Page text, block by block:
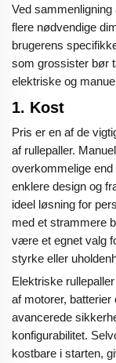
Ved
flere nødvendige
brugerens
som grossister bør
elektriske og
1. Kost
Pris er en af de
af rullepaller.
overkommelige
enklere design og
ideel løsning for
med et strammere
være et egnet valg
styrke eller
Elektriske
af motorer,
avancerede
konfigurabilitet.
kostbare i starten,